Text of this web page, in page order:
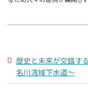
歴史と未来が交錯す
名川流域下水道～